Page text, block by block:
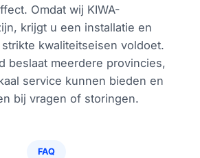
Omdat wij KIWA-
krijgt u een installatie en
kwaliteitseisen voldoet.
beslaat meerdere provincies,
service kunnen bieden en
bij vragen of storingen.
FAQ